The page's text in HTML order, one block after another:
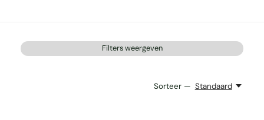
Filters weergeven
Sorteer — Standaard